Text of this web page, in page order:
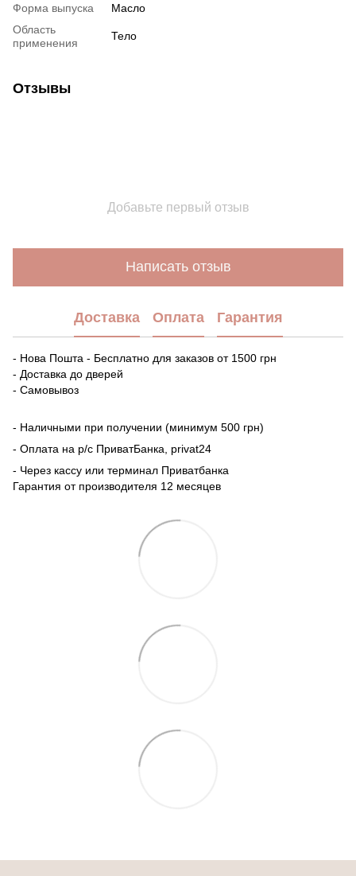
Форма выпуска
Масло
Область
применения
Тело
Отзывы
Добавьте первый отзыв
Написать отзыв
Доставка Оплата Гарантия
- Нова Пошта - Бесплатно для заказов от 1500 грн
- Доставка до дверей
- Самовывоз
- Наличными при получении (минимум 500 грн)
- Оплата на р/с ПриватБанка, privat24
- Через кассу или терминал Приватбанка
Гарантия от производителя 12 месяцев